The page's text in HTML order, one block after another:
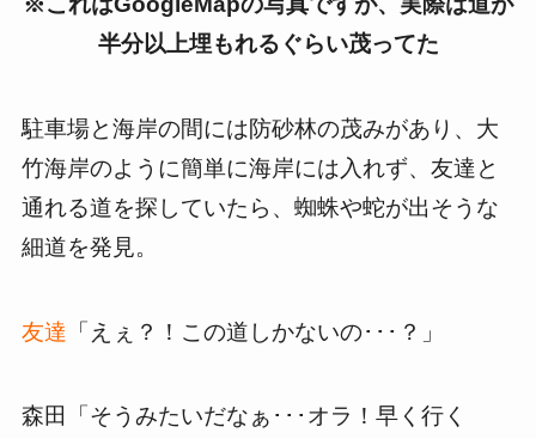
半分以上埋もれるぐらい茂ってた
駐車場と海岸の間には防砂林の茂みがあり、大
竹海岸のように簡単に海岸には入れず、友達と
通れる道を探していたら、蜘蛛や蛇が出そうな
細道を発見。
友達 「えぇ？！この道しかないの･･･？」
森田「そうみたいだなぁ･･･オラ！早く行く